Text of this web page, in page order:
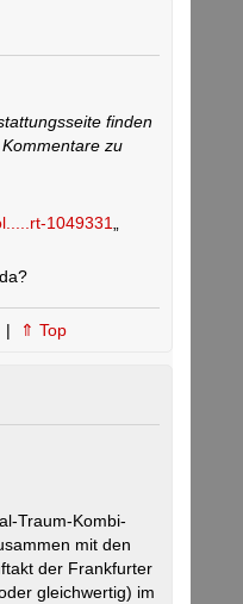
finden
zu
1049331
| ⇑ Top
Traum-Kombi-
mit den
der Frankfurter
gleichwertig) im